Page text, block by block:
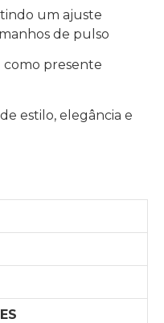
um ajuste
de pulso
como presente
estilo, elegância e